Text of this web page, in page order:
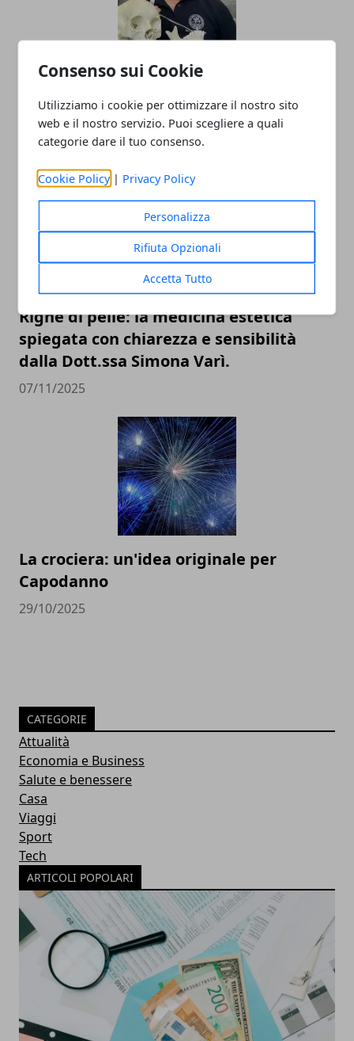
Consenso sui Cookie
Utilizziamo i cookie per ottimizzare il nostro sito
web e il nostro servizio. Puoi scegliere a quali
categorie dare il tuo consenso.
Cookie Policy | Privacy Policy
Personalizza
Rifiuta Opzionali
Accetta Tutto
Il professor Nuzzolese, a Torino come a
Bari: scienza e diritti umani nel nome
dell’identità perduta
20/11/2025
Righe di pelle: la medicina estetica
spiegata con chiarezza e sensibilità
dalla Dott.ssa Simona Varì.
07/11/2025
La crociera: un'idea originale per
Capodanno
29/10/2025
CATEGORIE
Attualità
Economia e Business
Salute e benessere
Casa
Viaggi
Sport
Tech
ARTICOLI POPOLARI